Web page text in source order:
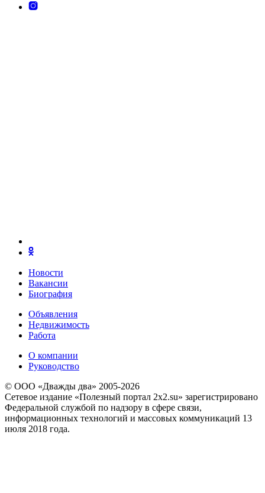
Новости
Вакансии
Биография
Объявления
Недвижимость
Работа
О компании
Руководство
© ООО «Дважды два» 2005-2026
Сетевое издание «Полезный портал 2x2.su» зарегистрировано
Федеральной службой по надзору в сфере связи,
информационных технологий и массовых коммуникаций 13
июля 2018 года.